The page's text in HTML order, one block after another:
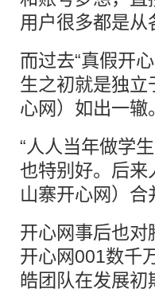
用户很多都是从
而过去“真假开
生之初就是独立
心网）如出一辙。
“人人当年做学
也特别好。后来
山寨开心网）合
开心网事后也对
开心网001数千
皓团队在发展初